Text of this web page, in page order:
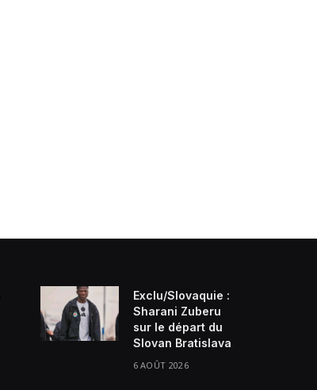
Exclu/Slovaquie :
Sharani Zuberu
sur le départ du
Slovan Bratislava
6 AOÛT 2026